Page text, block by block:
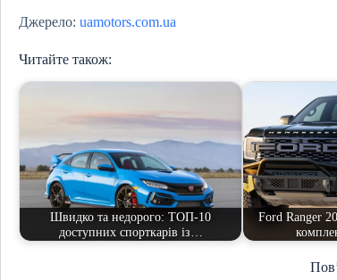
Джерело: uamotors.com.ua
Читайте також:
Швидко та недорого: ТОП-10
доступних спорткарів із…
Ford Ranger